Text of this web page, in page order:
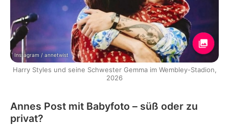
Instagram / annetwist
Harry Styles und seine Schwester Gemma im Wembley-Stadion,
2026
Annes Post mit Babyfoto – süß oder zu
privat?